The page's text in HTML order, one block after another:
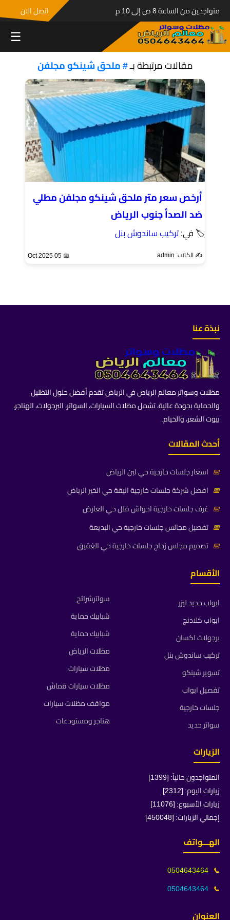
متواجدين من الساعة 8 ص إلى 10 م اتصل الان
☰
مقالات مرتبطة بـ# ملحق شينكو مجلفن
أرخص سعر متر ملحق شينكو مجلفن مطلي
ضد الصدأ جنوب الرياض
🏷 في:تركيب ساندوش بنل
✍️ الكاتب: admin 📅 05 Oct 2025
نبذة عنا
مظلات وسواتر معالم الرياض في الرياض تقدم أفضل حلول التظليل
والحماية بجودة عالية، تشمل مظلات السيارات، السواتر، البرجولات، الهناجر،
بيوت الشعر، والخيام.
أحدث المقالات
📅 اسعار جلسات خارجية حي لبن الرياض
📅 افضل شركة جلسات خارجية انيقة حي الخير الرياض
📅 غرف جلسات خارجية احواش فلل حي العارض
📅 تفصيل مجالس جلسات خارجية حي البديعة
📅 تصميم مجلس زجاج جلسات خارجية حي الغقيق
الأقسام
ابواب حديد ليزر
ابواب كلادنج
برجولات لكسان
تركيب ساندوش بنل
تسوير شينكو
تفصيل ابواب
جلسات خارجية
سواتر حديد
سواترشرائح
شبابيك حماية
شبابيك حماية
مظلات الرياض
مظلات سيارات
مظلات سيارات قماش
مواقف مظلات سيارات
هناجر ومستودعات
الزيارات
المتواجدون حالياً: [1399]
زيارات اليوم: [2312]
زيارات الأسبوع: [11076]
إجمالي الزيارات: [450048]
الهـــواتف
📞
0504643464
📞
0504643464
العنوان